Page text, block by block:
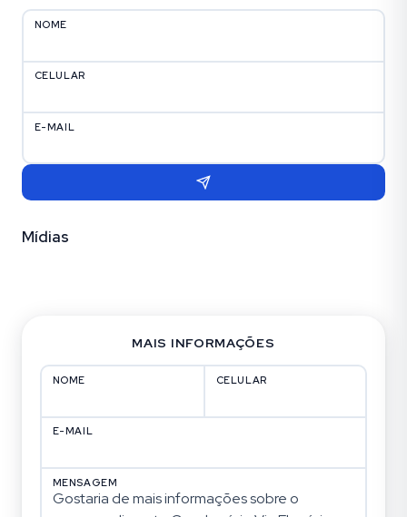
NOME
CELULAR
E-MAIL
Mídias
MAIS INFORMAÇÕES
NOME CELULAR
E-MAIL
MENSAGEM